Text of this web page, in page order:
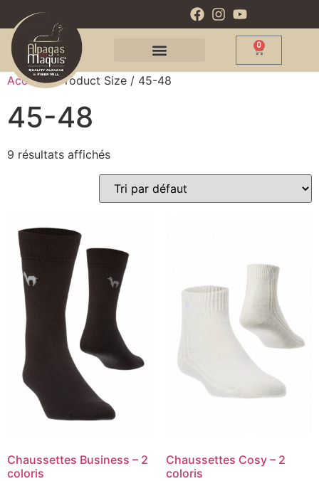
0
Accueil/ Product Size / 45-48
45-48
9 résultats affichés
Chaussettes Business – 2
coloris
Chaussettes Cosy – 2
coloris